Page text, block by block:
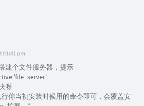
01:41 pm
建个文件服务器，提示
'file_server'
呀
行你当初安装时候用的命令即可，会覆盖安